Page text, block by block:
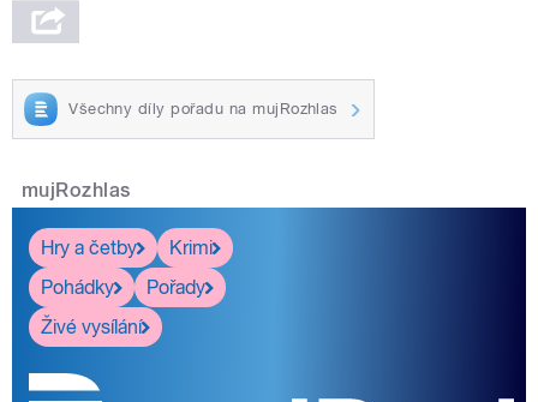
Všechny díly pořadu na mujRozhlas
mujRozhlas
Hry a četby
Krimi
Pohádky
Pořady
Živé vysílání